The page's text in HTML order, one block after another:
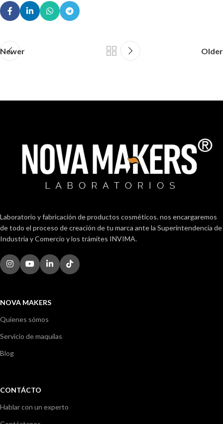
Newer Older
Laboratorio y fabricación de productos cosméticos. nos encargaremos
de todo el proceso de creación de tu marca ante la Superintendencia de
Industria y Comercio y los trámites INVIMA.
NOVA MAKERS
Quienes sómos
Servicio de maquilas
Blog
CONTÁCTO
Hablar con un experto